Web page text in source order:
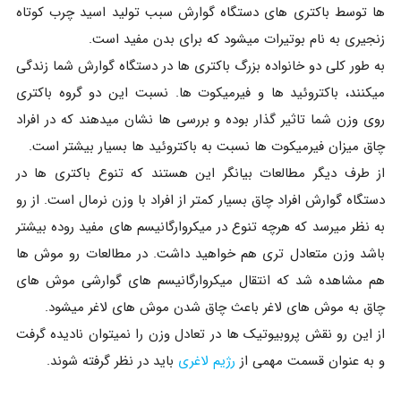
ها توسط باکتری های دستگاه گوارش سبب تولید اسید چرب کوتاه
زنجیری به نام بوتیرات میشود که برای بدن مفید است.
به طور کلی دو خانواده بزرگ باکتری ها در دستگاه گوارش شما زندگی
میکنند، باکتروئید ها و فیرمیکوت ها. نسبت این دو گروه باکتری
روی وزن شما تاثیر گذار بوده و بررسی ها نشان میدهند که در افراد
چاق میزان فیرمیکوت ها نسبت به باکتروئید ها بسیار بیشتر است.
از طرف دیگر مطالعات بیانگر این هستند که تنوع باکتری ها در
دستگاه گوارش افراد چاق بسیار کمتر از افراد با وزن نرمال است. از رو
به نظر میرسد که هرچه تنوع در میکروارگانیسم های مفید روده بیشتر
باشد وزن متعادل تری هم خواهید داشت. در مطالعات رو موش ها
هم مشاهده شد که انتقال میکروارگانیسم های گوارشی موش های
چاق به موش های لاغر باعث چاق شدن موش های لاغر میشود.
از این رو نقش پروبیوتیک ها در تعادل وزن را نمیتوان نادیده گرفت
و به عنوان قسمت مهمی از رژیم لاغری باید در نظر گرفته شوند.